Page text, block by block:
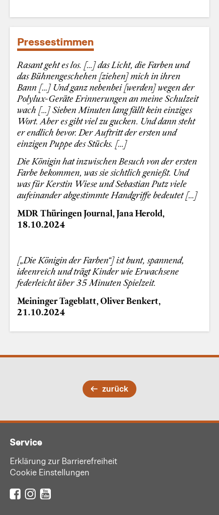
Pressestimmen
Rasant geht es los. […] das Licht, die Farben und
das Bühnengeschehen [ziehen] mich in ihren
Bann […] Und ganz nebenbei [werden] wegen der
Polylux-Geräte Erinnerungen an meine Schulzeit
wach […] Sieben Minuten lang fällt kein einziges
Wort. Aber es gibt viel zu gucken. Und dann steht
er endlich bevor. Der Auftritt der ersten und
einzigen Puppe des Stücks. […]
Die Königin hat inzwischen Besuch von der ersten
Farbe bekommen, was sie sichtlich genießt. Und
was für Kerstin Wiese und Sebastian Putz viele
aufeinander abgestimmte Handgriffe bedeutet […]
MDR Thüringen Journal, Jana Herold,
18.10.2024
[„Die Königin der Farben“] ist bunt, spannend,
ideenreich und trägt Kinder wie Erwachsene
federleicht über 35 Minuten Spielzeit.
Meininger Tageblatt, Oliver Benkert,
21.10.2024
zurück
Service
Erklärung zur Barrierefreiheit
Cookie Einstellungen